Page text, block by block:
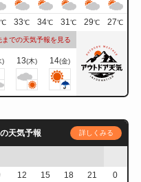
℃ 33℃ 34℃ 31℃ 29℃ 27℃
までの天気予報を見る
) 13(木) 14(金)
天気予報 詳しくみる
12 15 18 21
0